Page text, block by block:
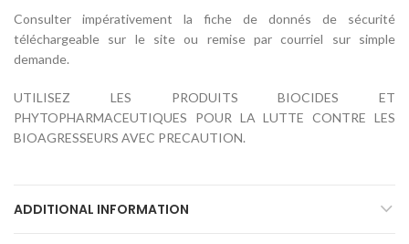
Consulter impérativement la fiche de donnés de sécurité
téléchargeable sur le site ou remise par courriel sur simple
demande.
UTILISEZ LES PRODUITS BIOCIDES ET
PHYTOPHARMACEUTIQUES POUR LA LUTTE CONTRE LES
BIOAGRESSEURS AVEC PRECAUTION.
ADDITIONAL INFORMATION